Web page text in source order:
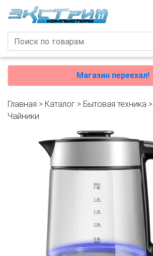
Магазин переехал!
Главная > Каталог > Бытовая техника >
Чайники